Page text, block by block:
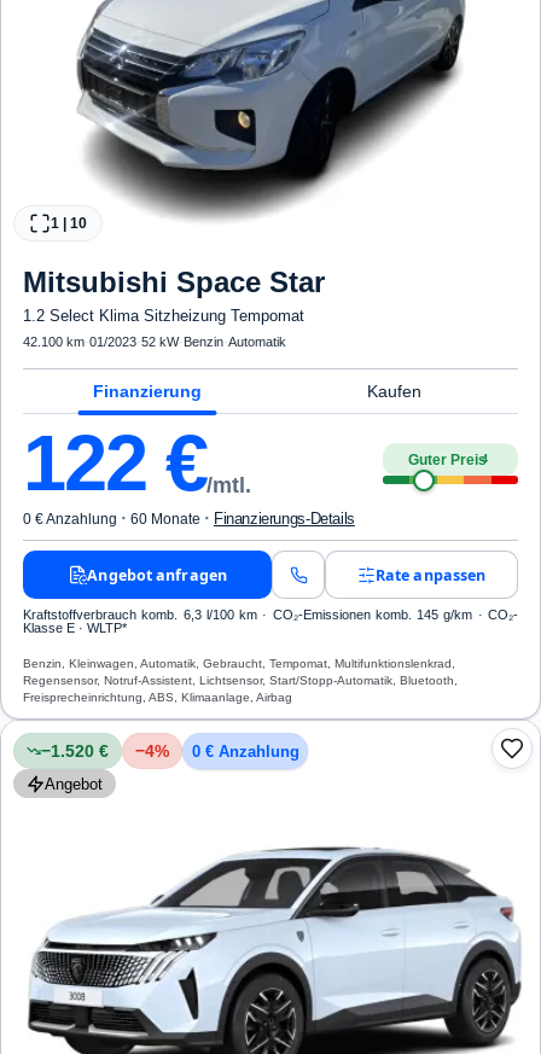
1 10
Mitsubishi Space Star
1.2 Select Klima Sitzheizung Tempomat
42.100 km·01/2023·52 kW· Benzin·Automatik
Finanzierung Kaufen
122 €/mtl.
Guter Preis4
0 € Anzahlung · 60 Monate · Finanzierungs-Details
Angebot anfragen Rate anpassen
Kraftstoffverbrauch komb. 6,3 l/100 km · CO₂-Emissionen komb. 145 g/km · CO₂-
Klasse E · WLTP*
Benzin, Kleinwagen, Automatik, Gebraucht, Tempomat, Multifunktionslenkrad,
Regensensor, Notruf-Assistent, Lichtsensor, Start/Stopp-Automatik, Bluetooth,
Freisprecheinrichtung, ABS, Klimaanlage, Airbag
−1.520 € −4%
0 € Anzahlung
Angebot